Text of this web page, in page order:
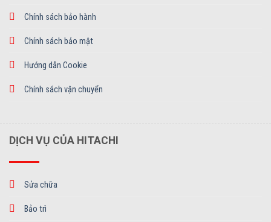
Chính sách bảo hành
Chính sách bảo mật
Hướng dẫn Cookie
Chính sách vận chuyển
DỊCH VỤ CỦA HITACHI
Sửa chữa
Bảo trì